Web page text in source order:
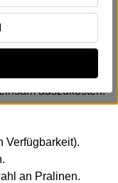
und sich ganz
ein, einen intimen
der dazu
auszukosten.
Verfügbarkeit).
an Pralinen.